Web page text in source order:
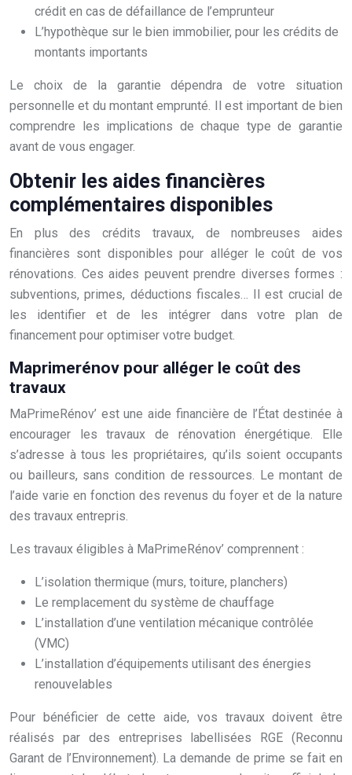
crédit en cas de défaillance de l’emprunteur
L’hypothèque sur le bien immobilier, pour les crédits de
montants importants
Le choix de la garantie dépendra de votre situation
personnelle et du montant emprunté. Il est important de bien
comprendre les implications de chaque type de garantie
avant de vous engager.
Obtenir les aides financières
complémentaires disponibles
En plus des crédits travaux, de nombreuses aides
financières sont disponibles pour alléger le coût de vos
rénovations. Ces aides peuvent prendre diverses formes :
subventions, primes, déductions fiscales… Il est crucial de
les identifier et de les intégrer dans votre plan de
financement pour optimiser votre budget.
Maprimerénov pour alléger le coût des
travaux
MaPrimeRénov’ est une aide financière de l’État destinée à
encourager les travaux de rénovation énergétique. Elle
s’adresse à tous les propriétaires, qu’ils soient occupants
ou bailleurs, sans condition de ressources. Le montant de
l’aide varie en fonction des revenus du foyer et de la nature
des travaux entrepris.
Les travaux éligibles à MaPrimeRénov’ comprennent :
L’isolation thermique (murs, toiture, planchers)
Le remplacement du système de chauffage
L’installation d’une ventilation mécanique contrôlée
(VMC)
L’installation d’équipements utilisant des énergies
renouvelables
Pour bénéficier de cette aide, vos travaux doivent être
réalisés par des entreprises labellisées RGE (Reconnu
Garant de l’Environnement). La demande de prime se fait en